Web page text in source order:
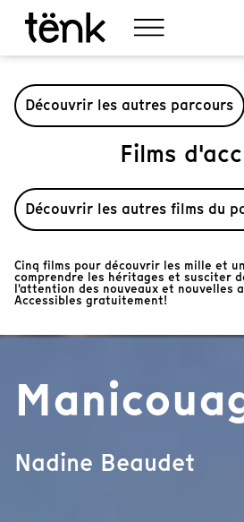
Découvrir les autres parcours
Films
Découvrir les autres films du
Cinq films pour découvrir les mille et
comprendre les héritages et susciter
l'attention des nouveaux et nouvelles
Accessibles gratuitement!
Nadine Beaudet